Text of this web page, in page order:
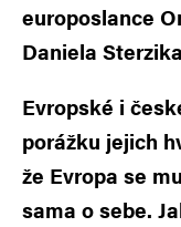
europoslance
Daniela
Evropské i
porážku jejich
že Evropa se
sama o sebe.